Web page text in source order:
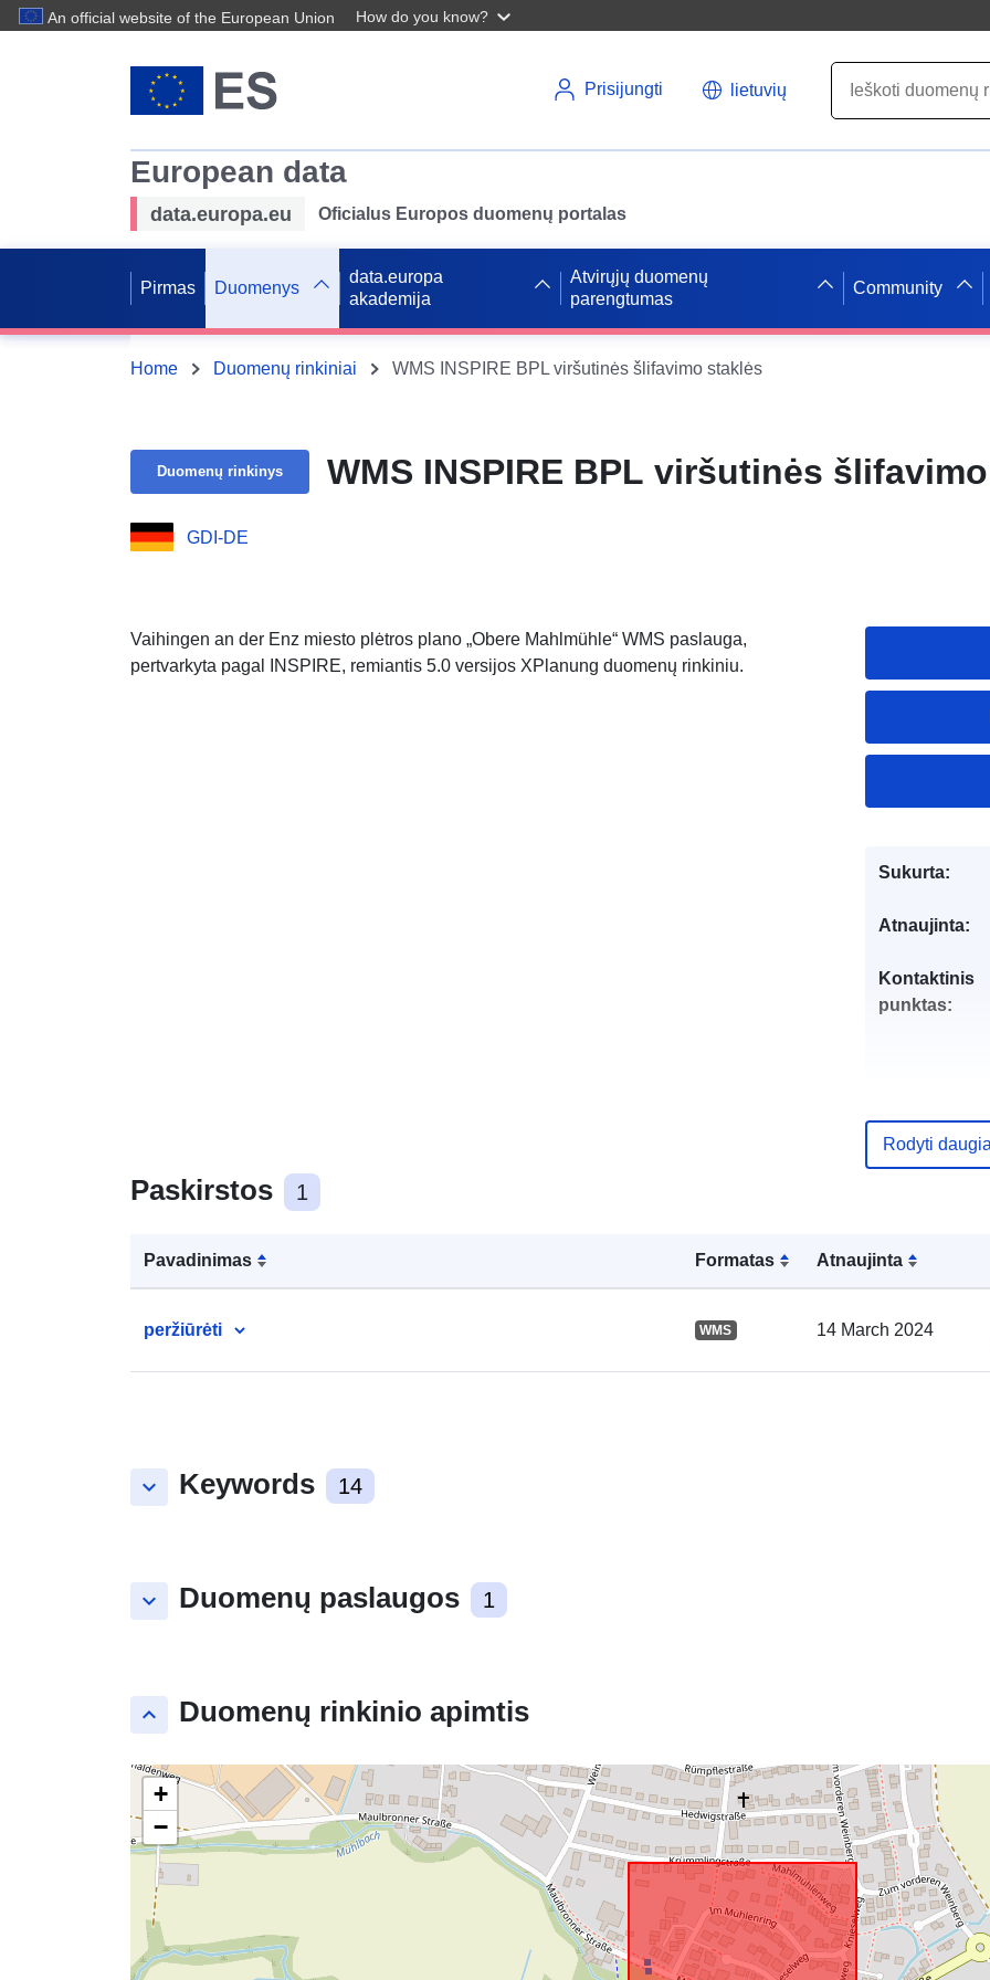
An official website of the European Union How do you know?
Prisijungti lietuvių
European data
data.europa.eu Oficialus Europos duomenų portalas
Pirmas Duomenys
data.europa
akademija
Atvirųjų duomenų
parengtumas
Community
Home Duomenų rinkiniai WMS INSPIRE BPL viršutinės šlifavimo staklės
Duomenų rinkinys WMS INSPIRE BPL viršutinės
GDI-DE
Vaihingen an der Enz miesto plėtros plano „Obere Mahlmühle“ WMS paslauga,
pertvarkyta pagal INSPIRE, remiantis 5.0 versijos XPlanung duomenų rinkiniu.
Paskirstos 1
Pavadinimas Formatas Atnaujinta
peržiūrėti WMS 14 March 2024
keyboard_arrow_down Keywords 14
keyboard_arrow_down Duomenų paslaugos 1
keyboard_arrow_up Duomenų rinkinio apimtis
+
−
Sukurta:
Atnaujinta:
Kontaktinis
punktas:
Katalogo
duomenys:
Rodyti